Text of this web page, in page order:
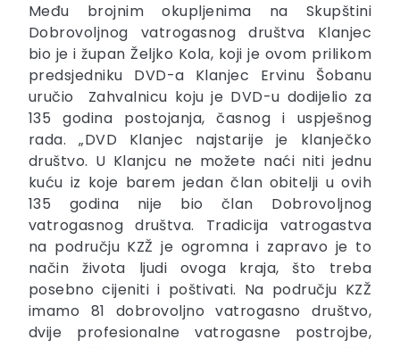
Među brojnim okupljenima na Skupštini
Dobrovoljnog vatrogasnog društva Klanjec
bio je i župan Željko Kola, koji je ovom prilikom
predsjedniku DVD-a Klanjec Ervinu Šobanu
uručio Zahvalnicu koju je DVD-u dodijelio za
135 godina postojanja, časnog i uspješnog
rada. „DVD Klanjec najstarije je klanječko
društvo. U Klanjcu ne možete naći niti jednu
kuću iz koje barem jedan član obitelji u ovih
135 godina nije bio član Dobrovoljnog
vatrogasnog društva. Tradicija vatrogastva
na području KZŽ je ogromna i zapravo je to
način života ljudi ovoga kraja, što treba
posebno cijeniti i poštivati. Na području KZŽ
imamo 81 dobrovoljno vatrogasno društvo,
dvije profesionalne vatrogasne postrojbe,